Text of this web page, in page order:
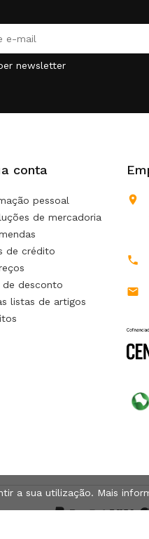
newsletter
conta
pessoal
de mercadoria
de crédito
de desconto
listas de artigos



a sua utilização. Mais